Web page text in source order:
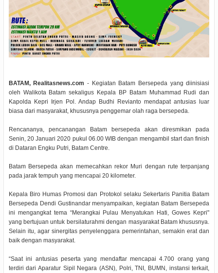
BATAM, Realitasnews.com - Kegiatan Batam Bersepeda yang diinisiasi
oleh Walikota Batam sekaligus Kepala BP Batam Muhammad Rudi dan
Kapolda Kepri Irjen Pol. Andap Budhi Revianto mendapat antusias luar
biasa dari masyarakat, khususnya penggemar olah raga bersepeda.
Rencananya, pencanangan Batam bersepeda akan diresmikan pada
Senin, 20 Januari 2020 pukul 06.00 WIB dengan mengambil start dan finish
di Dataran Engku Putri, Batam Centre.
Batam Bersepeda akan memecahkan rekor Muri dengan rute terpanjang
pada jarak tempuh yang mencapai 20 kilometer.
Kepala Biro Humas Promosi dan Protokol selaku Sekertaris Panitia Batam
Bersepeda Dendi Gustinandar menyampaikan, kegiatan Batam Bersepeda
ini mengangkat tema “Merangkai Pulau Menyatukan Hati, Gowes Kepri"
yang bertujuan untuk bersilaturahmi dengan masyarakat Batam khususnya.
Selain itu, agar sinergitas penyelenggara pemerintahan, semakin erat dan
baik dengan masyarakat.
“Saat ini antusias peserta yang mendaftar mencapai 4.700 orang yang
terdiri dari Aparatur Sipil Negara (ASN), Polri, TNI, BUMN, instansi terkait,